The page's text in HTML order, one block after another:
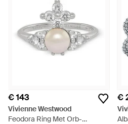
€ 143
Vivienne Westwood
Feodora Ring Met Orb-
€